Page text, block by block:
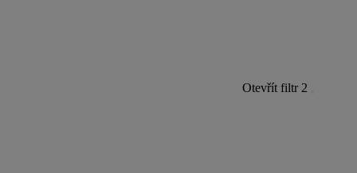
Otevřít filtr 2